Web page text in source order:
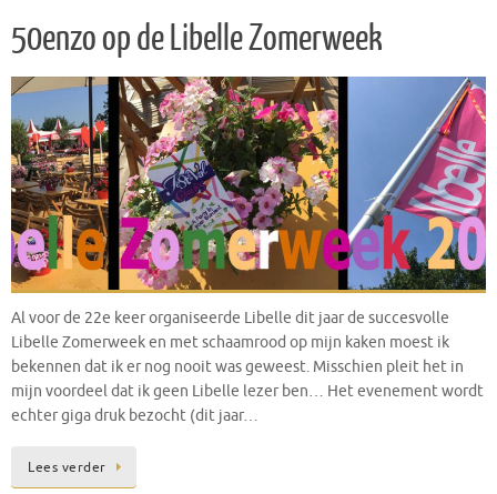
50enzo op de Libelle Zomerweek
Al voor de 22e keer organiseerde Libelle dit jaar de succesvolle
Libelle Zomerweek en met schaamrood op mijn kaken moest ik
bekennen dat ik er nog nooit was geweest. Misschien pleit het in
mijn voordeel dat ik geen Libelle lezer ben… Het evenement wordt
echter giga druk bezocht (dit jaar…
Lees verder